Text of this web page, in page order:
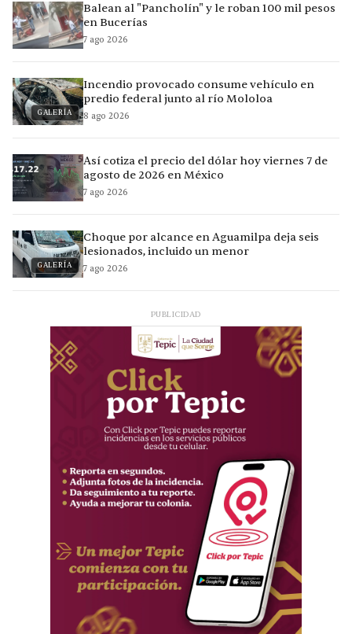
Balean al "Pancholín" y le roban 100 mil pesos
en Bucerías
7 ago 2026
GALERÍA
Incendio provocado consume vehículo en
predio federal junto al río Mololoa
8 ago 2026
Así cotiza el precio del dólar hoy viernes 7 de
agosto de 2026 en México
7 ago 2026
GALERÍA
Choque por alcance en Aguamilpa deja seis
lesionados, incluido un menor
7 ago 2026
PUBLICIDAD